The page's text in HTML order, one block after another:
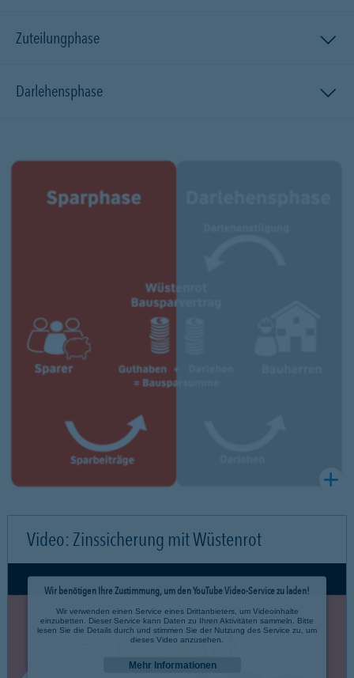
Zuteilungphase
Darlehensphase
Video: Zinssicherung mit Wüstenrot
Wir benötigen Ihre Zustimmung, um den YouTube Video-Service zu laden!
Wir verwenden einen Service eines Drittanbieters, um Videoinhalte
einzubetten. Dieser Service kann Daten zu Ihren Aktivitäten sammeln. Bitte
lesen Sie die Details durch und stimmen Sie der Nutzung des Service zu, um
dieses Video anzusehen.
Mehr Informationen